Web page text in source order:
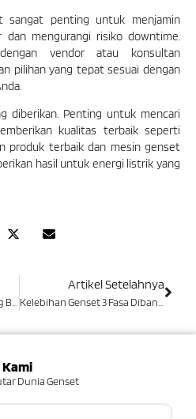
sangat penting untuk menjamin
dan mengurangi risiko downtime.
vendor atau konsultan
pilihan yang tepat sesuai dengan
diberikan. Penting untuk mencari
kualitas terbaik seperti
produk terbaik dan mesin genset
hasil untuk energi listrik yang
Cara Memilih Genset Gudang Besar Dengan Tepat
Artikel Setelahnya
Kelebihan Genset 3 Fasa Dibandingkan 1 Fasa | Ini Penjelasannya!
Dunia Genset